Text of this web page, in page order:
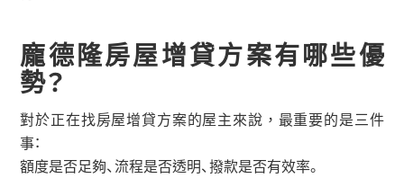
龐德隆房屋增貸方案有哪些優
勢？
對於正在找房屋增貸方案的屋主來說，最重要的是三件
事：
額度是否足夠、流程是否透明、撥款是否有效率。